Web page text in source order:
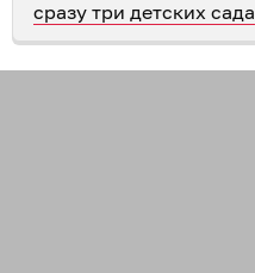
сразу три детских сада